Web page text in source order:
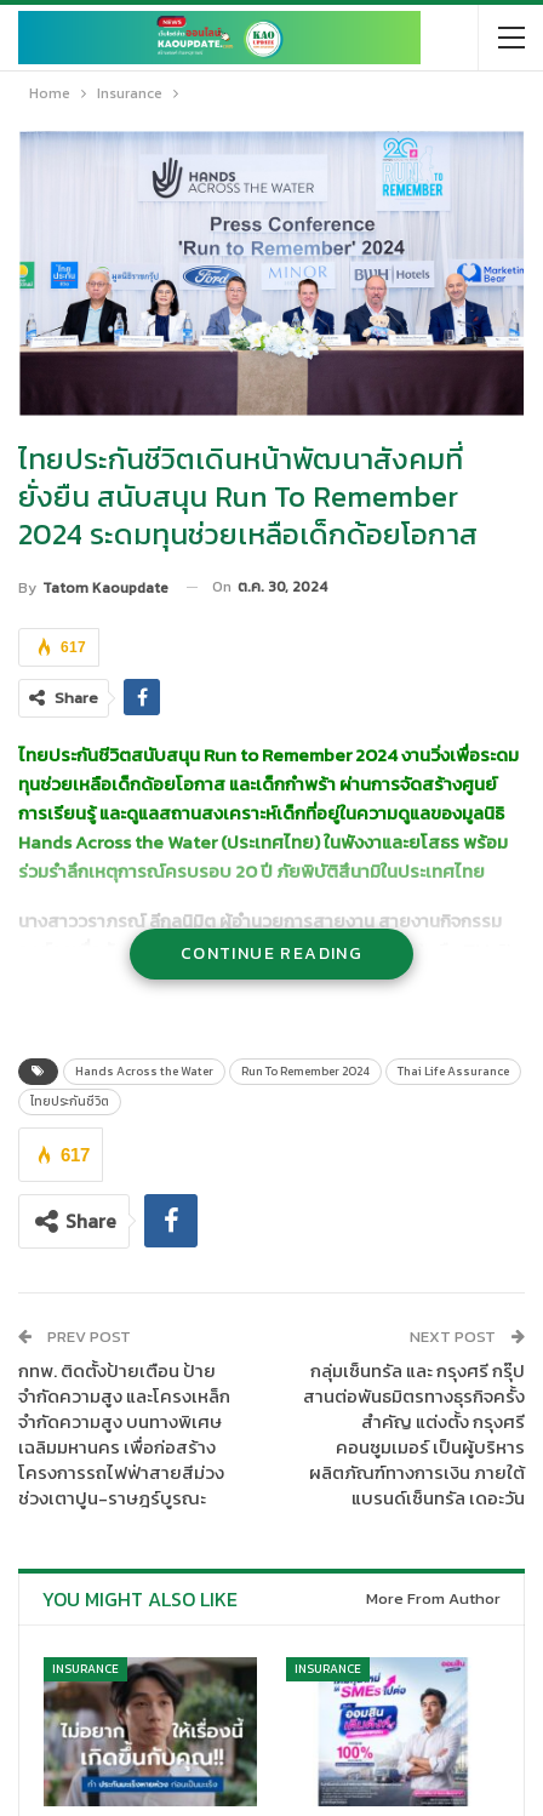
Home Insurance
ไทยประกันชีวิตเดินหน้าพัฒนาสังคมที่
ยั่งยืน สนับสนุน Run To Remember
2024 ระดมทุนช่วยเหลือเด็กด้อยโอกาส
By Tatom Kaoupdate On ต.ค. 30, 2024
617
Share
ไทยประกันชีวิตสนับสนุนRun to Remember 2024 งานวิ่งเพื่อระดม
ทุนช่วยเหลือเด็กด้อยโอกาส และเด็กกำพร้า ผ่านการจัดสร้างศูนย์
การเรียนรู้ และดูแลสถานสงเคราะห์เด็กที่อยู่ในความดูแลของมูลนิธิ
Hands Across the Water (ประเทศไทย) ในพังงาและยโสธร พร้อม
ร่วมรำลึกเหตุการณ์ครบรอบ 20 ปี ภัยพิบัติสึนามิในประเทศไทย
นางสาววราภรณ์ลีกุลนิมิต ผู้อำนวยการสายงาน สายงานกิจกรรม
องค์กรเพื่อสังคม บริษัท ไทยประกันชีวิต จำกัด (มหาชน)
เผยว่า ไทยประกันชีวิตได้เข้าร่วมเป็นหนึ่งในพันธมิตรเพื่อสนับสนุน
เหลือเด็กด้อยโอกาส และเด็กกำพร้าที่อยู่ในความดูแลของมูลนิธิฯ
ผ่านการนำรายได้ส่วนหนึ่งจากการจัดงานและเงินบริจาค จัดสร้าง
ศูนย์การเรียนรู้ รวมถึงดูแลสถานสงเคราะห์เด็กที่มูลนิธิฯ ดูแล
“แนวคิดในการจัดงาน Run to Remember 2024 สอดคล้องกับ
เจตนารมณ์การดำเนินธุรกิจของไทยประกันชีวิต ที่ให้ความสำคัญกับ
คุณค่าของทุกชีวิต ตามวิสัยทัศน์การเป็นบริษัทประกันชีวิตแห่งความ
สอดคล้องกับแนวทางความยั่งยืน UN Global Compact ของ
สหประชาชาติ ในข้อ3การสร้างสุขภาวะที่ดี และส่งเสริมความเป็นอยู่
ที่ดีสำหรับทุกคนในทุกช่วงวัย
Good health and well-being)และข้อ
ที่ 10เพื่อลดความเหลื่อมล้ำ Reduced Inequalities)รวมถึงพันธกิจที่
จะดำเนินธุรกิจด้วยความโปร่งใสพร้อมเป็นองค์กรที่ดีของสังคมไทย
ภายใต้แก่นการดูแลสังคมด้วยการให้ (Giving) การดูแล (Caring)
แข็งและยั่งยืน”
CONTINUE READING
Hands Across the Water Run To Remember 2024
Thai Life Assurance
ไทยประกันชีวิต
617
Share
PREV POST
กทพ. ติดตั้งป้ายเตือน ป้าย
จำกัดความสูง และโครงเหล็ก
จำกัดความสูง บนทางพิเศษ
เฉลิมมหานคร เพื่อก่อสร้าง
โครงการรถไฟฟ่าสายสีม่วง
ช่วงเตาปูน-ราษฎร์บูรณะ
NEXT POST
กลุ่มเซ็นทรัล และ กรุงศรี กรุ๊ป
สานต่อพันธมิตรทางธุรกิจครั้ง
สำคัญ แต่งตั้ง กรุงศรี
คอนซูมเมอร์ เป็นผู้บริหาร
ผลิตภัณฑ์ทางการเงิน ภายใต้
แบรนด์เซ็นทรัล เดอะวัน
YOU MIGHT ALSO LIKE More From Author
INSURANCE INSURANCE